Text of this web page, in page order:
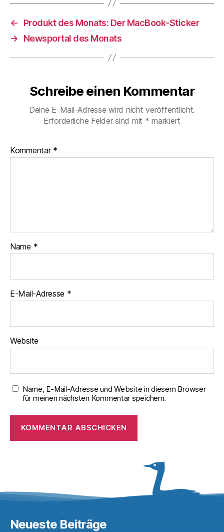
←
Produkt des Monats: Der MacBook-Sticker
→
Newsportal des Monats
Schreibe einen Kommentar
Deine E-Mail-Adresse wird nicht veröffentlicht.
Erforderliche Felder sind mit * markiert
Kommentar *
Name *
E-Mail-Adresse *
Website
Name, E-Mail-Adresse und Website in diesem Browser
für meinen nächsten Kommentar speichern.
Neueste Beiträge